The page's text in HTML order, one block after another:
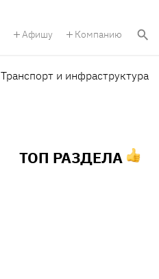
Афишу Компанию
Транспорт и инфраструктура
ТОП РАЗДЕЛА